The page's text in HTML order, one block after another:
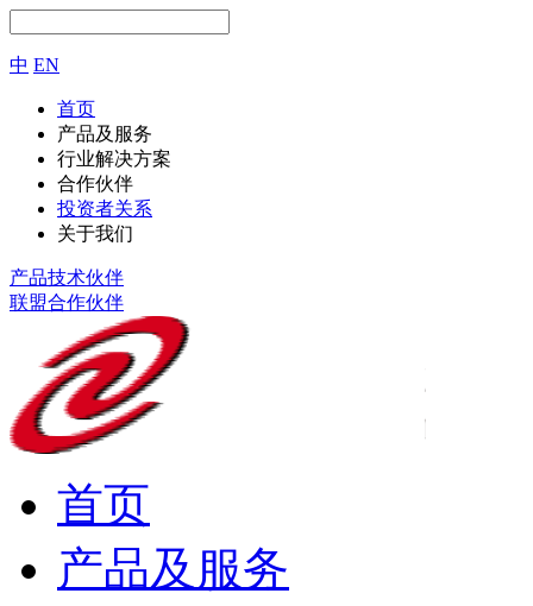
中 EN
首页
产品及服务
行业解决方案
合作伙伴
投资者关系
关于我们
产品技术伙伴
联盟合作伙伴
首页
产品及服务